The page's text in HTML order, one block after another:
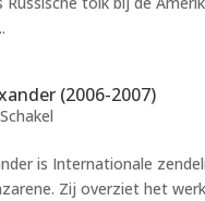
(2006-2007)
Schakel
is Internationale
Zij overziet het